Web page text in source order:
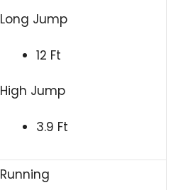
Long Jump
12 Ft
High Jump
3.9 Ft
Running